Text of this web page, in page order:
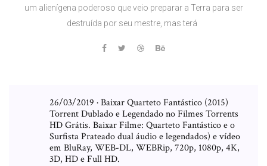
um alienígena poderoso que veio preparar a Terra para ser
destruída por seu mestre, mas terá
26/03/2019 · Baixar Quarteto Fantástico (2015)
Torrent Dublado e Legendado no Filmes Torrents
HD Grátis. Baixar Filme: Quarteto Fantástico e o
Surfista Prateado dual áudio e legendados) e vídeo
em BluRay, WEB-DL, WEBRip, 720p, 1080p, 4K,
3D, HD e Full HD.